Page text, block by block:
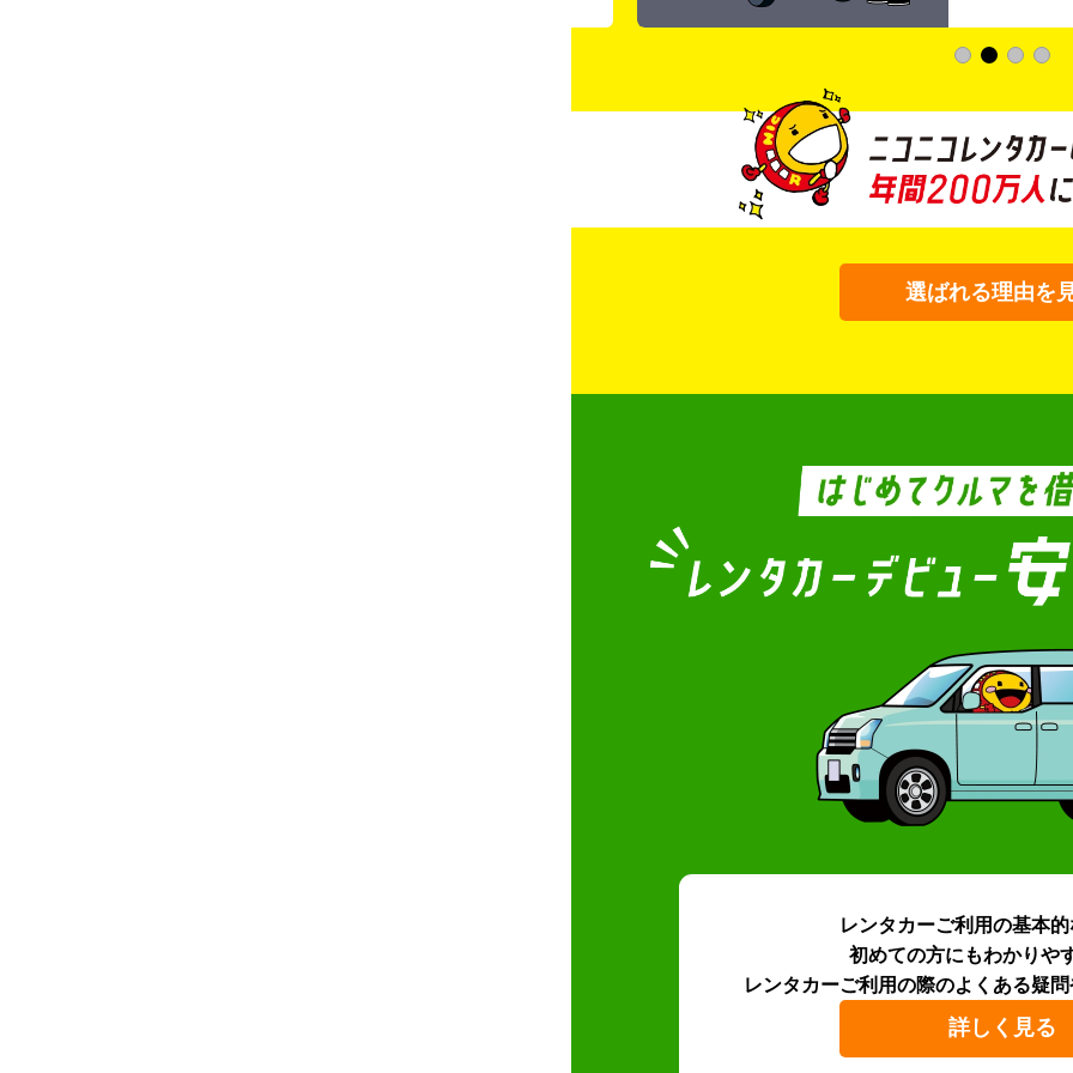
選ばれる理由を
レンタカーご利用の基本
初めての方にもわかりや
レンタカーご利用の際のよくある疑問
詳しく見る